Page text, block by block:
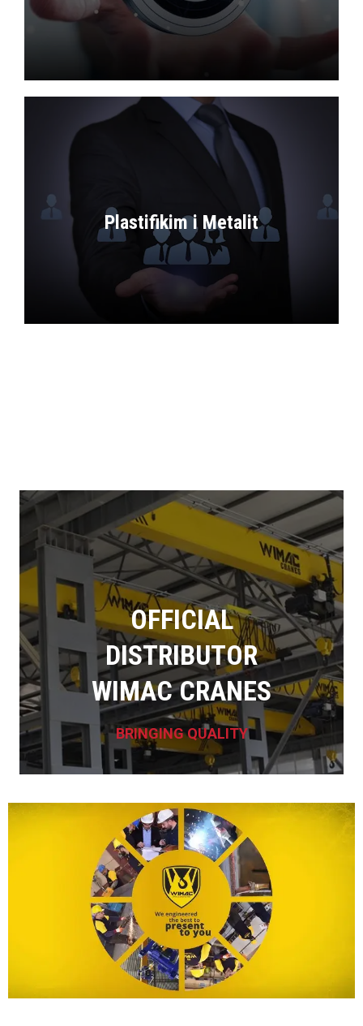
Ofrojmë vinça industrialë të certifikuar
dhe shërbime profesionale montimi,
mirëmbajtjeje dhe asistence teknike.
Plastifikim i Metalit
OFFICIAL
DISTRIBUTOR
WIMAC CRANES
BRINGING QUALITY
WIMAC CRANE ENGINEERING
SYSTEMS
As Wimac Crane, we work with the most qualified
personnel and experienced professional staff. We
continuously implement innovative solutions and
guarantee the best service.